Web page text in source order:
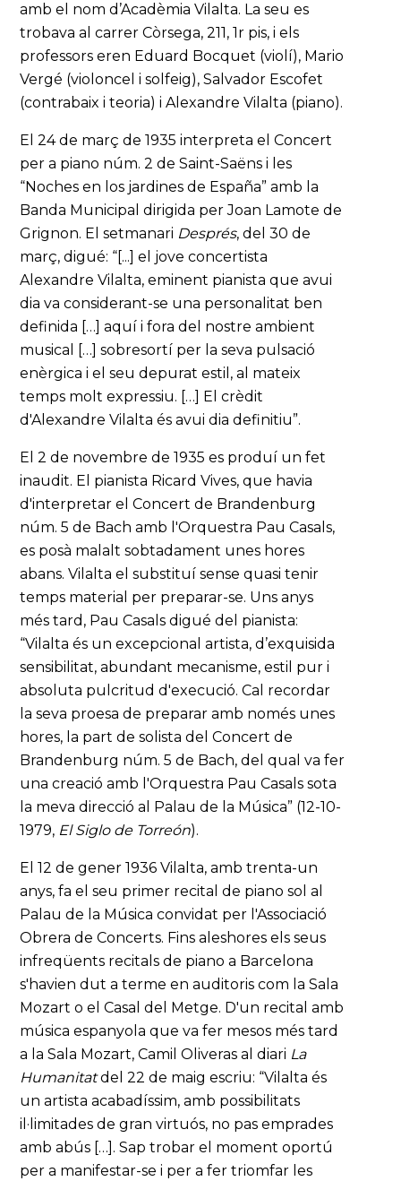
amb el nom d’Acadèmia Vilalta. La seu es
trobava al carrer Còrsega, 211, 1r pis, i els
professors eren Eduard Bocquet (violí), Mario
Vergé (violoncel i solfeig), Salvador Escofet
(contrabaix i teoria) i Alexandre Vilalta (piano).
El 24 de març de 1935 interpreta el Concert
per a piano núm. 2 de Saint-Saëns i les
“Noches en los jardines de España” amb la
Banda Municipal dirigida per Joan Lamote de
Grignon. El setmanari Després, del 30 de
març, digué: “[...] el jove concertista
Alexandre Vilalta, eminent pianista que avui
dia va considerant-se una personalitat ben
definida […] aquí i fora del nostre ambient
musical […] sobresortí per la seva pulsació
enèrgica i el seu depurat estil, al mateix
temps molt expressiu. […] El crèdit
d'Alexandre Vilalta és avui dia definitiu”.
El 2 de novembre de 1935 es produí un fet
inaudit. El pianista Ricard Vives, que havia
d'interpretar el Concert de Brandenburg
núm. 5 de Bach amb l'Orquestra Pau Casals,
es posà malalt sobtadament unes hores
abans. Vilalta el substituí sense quasi tenir
temps material per preparar-se. Uns anys
més tard, Pau Casals digué del pianista:
“Vilalta és un excepcional artista, d’exquisida
sensibilitat, abundant mecanisme, estil pur i
absoluta pulcritud d'execució. Cal recordar
la seva proesa de preparar amb només unes
hores, la part de solista del Concert de
Brandenburg núm. 5 de Bach, del qual va fer
una creació amb l'Orquestra Pau Casals sota
la meva direcció al Palau de la Música” (12-10-
1979, El Siglo de Torreón).
El 12 de gener 1936 Vilalta, amb trenta-un
anys, fa el seu primer recital de piano sol al
Palau de la Música convidat per l'Associació
Obrera de Concerts. Fins aleshores els seus
infreqüents recitals de piano a Barcelona
s'havien dut a terme en auditoris com la Sala
Mozart o el Casal del Metge. D'un recital amb
música espanyola que va fer mesos més tard
a la Sala Mozart, Camil Oliveras al diari La
Humanitatdel 22 de maig escriu: “Vilalta és
un artista acabadíssim, amb possibilitats
il·limitades de gran virtuós, no pas emprades
amb abús […]. Sap trobar el moment oportú
per a manifestar-se i per a fer triomfar les